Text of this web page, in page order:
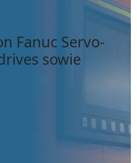
Fanuc Servo-
sowie